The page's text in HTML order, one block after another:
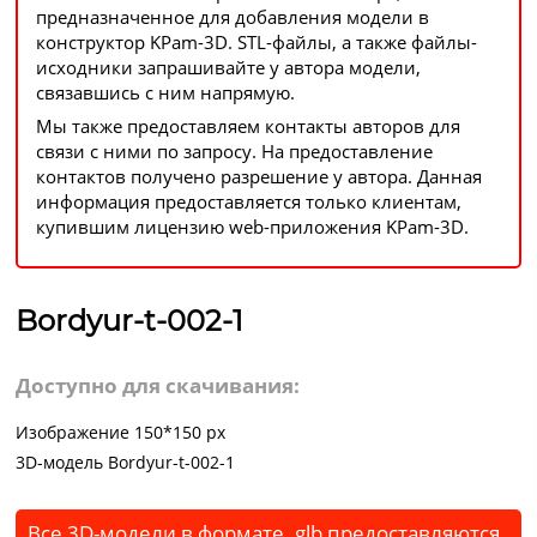
предназначенное для добавления модели в
конструктор KPam-3D. STL-файлы, а также файлы-
исходники запрашивайте у автора модели,
связавшись с ним напрямую.
Мы также предоставляем контакты авторов для
связи с ними по запросу. На предоставление
контактов получено разрешение у автора. Данная
информация предоставляется только клиентам,
купившим лицензию web-приложения KPam-3D.
Bordyur-t-002-1
Доступно для скачивания:
Изображение 150*150 px
3D-модель Bordyur-t-002-1